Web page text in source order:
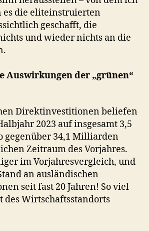
es die eliteinstruierten
geschafft, die
und wieder nichts an die
Auswirkungen der „grünen“
Direktinvestitionen beliefen
2023 auf insgesamt 3,5
gegenüber 34,1 Milliarden
Zeitraum des Vorjahres.
im Vorjahresvergleich, und
an ausländischen
seit fast 20 Jahren! So viel
Wirtschaftsstandorts